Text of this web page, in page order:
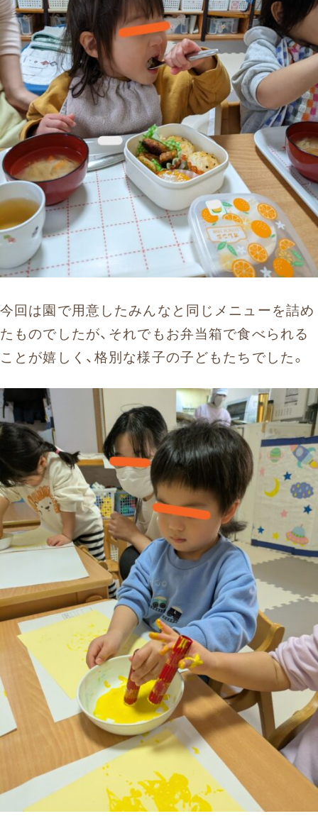
今回は園で用意したみんなと同じメニューを詰め
たものでしたが、それでもお弁当箱で食べられる
ことが嬉しく、格別な様子の子どもたちでした。